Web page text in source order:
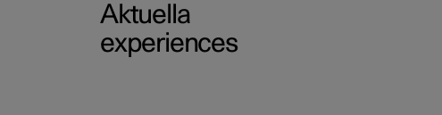
Aktuella
experiences